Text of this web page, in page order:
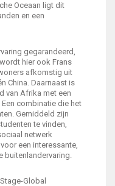
Oceaan ligt dit
en een
gegarandeerd,
hier ook Frans
afkomstig uit
China. Daarnaast is
van Afrika met een
combinatie die het
Gemiddeld zijn
te vinden,
netwerk
een interessante,
buitenlandervaring.
Global